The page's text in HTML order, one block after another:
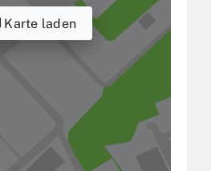
Karte laden